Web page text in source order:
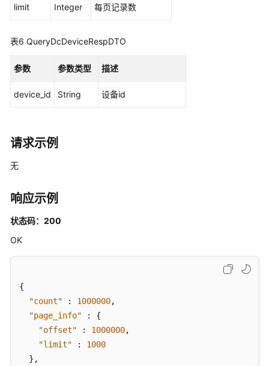
制
实
理
理
影
边
数
limit Integer 每页记录数
表6 QueryDcDeviceRespDTO
参数 参数类型 描述
device_id String 设备id
请求示例
无
响应示例
状态码：200
OK
{
"count"
: 1000000,
"page_info"
:
{
"offset"
: 1000000,
"limit"
:
1000
} ,